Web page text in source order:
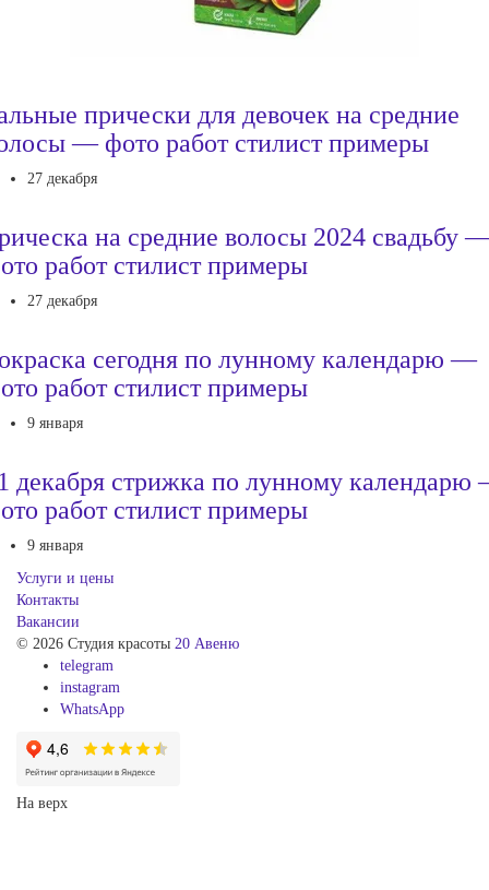
прически для девочек на средние
— фото работ стилист примеры
27 декабря
на средние волосы 2024 свадьбу
работ стилист примеры
27 декабря
сегодня по лунному календарю —
работ стилист примеры
9 января
декабря стрижка по лунному календарю
работ стилист примеры
9 января
Услуги и цены
Контакты
Вакансии
© 2026 Студия красоты 20 Авеню
telegram
instagram
WhatsApp
На верх